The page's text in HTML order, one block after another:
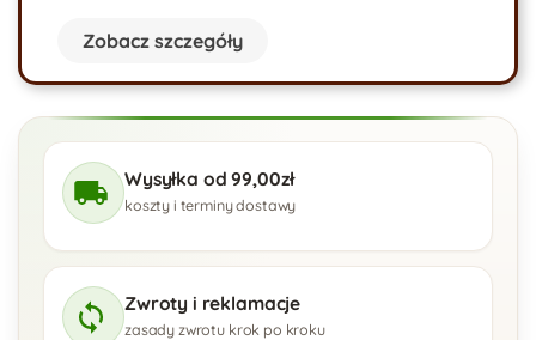
Zobacz szczegóły
Wysyłka od 99,00zł
koszty i terminy dostawy
Zwroty i reklamacje
zasady zwrotu krok po kroku